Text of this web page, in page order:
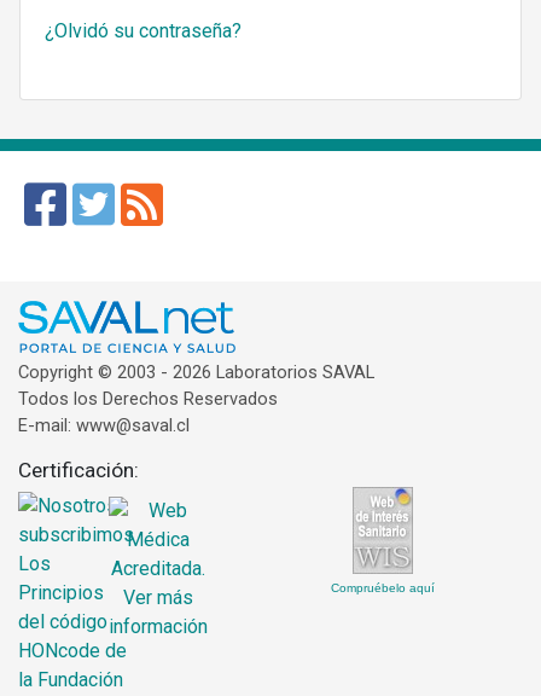
¿Olvidó su contraseña?
Copyright © 2003 - 2026 Laboratorios SAVAL
Todos los Derechos Reservados
E-mail: www@saval.cl
Certificación:
Compruébelo aquí